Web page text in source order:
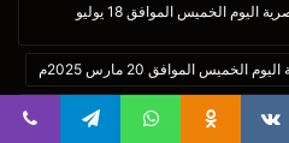
أسعار الذهب والفضة في الأسواق المصرية اليوم الخميس الموافق 18 يوليو
الموافق 20 مارس 2025م